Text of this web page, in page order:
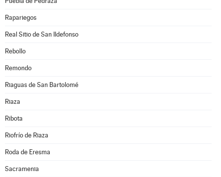
Rapariegos
Real Sitio de San Ildefonso
Rebollo
Remondo
Riaguas de San Bartolomé
Riaza
Ribota
Riofrío de Riaza
Roda de Eresma
Sacramenia